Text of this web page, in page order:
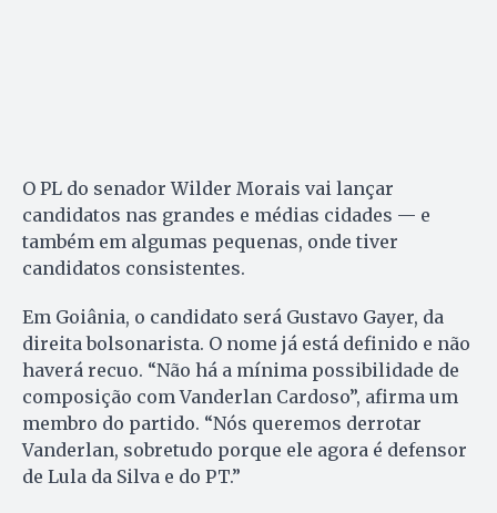
O PL do senador Wilder Morais vai lançar
candidatos nas grandes e médias cidades — e
também em algumas pequenas, onde tiver
candidatos consistentes.
Em Goiânia, o candidato será Gustavo Gayer, da
direita bolsonarista. O nome já está definido e não
haverá recuo. “Não há a mínima possibilidade de
composição com Vanderlan Cardoso”, afirma um
membro do partido. “Nós queremos derrotar
Vanderlan, sobretudo porque ele agora é defensor
de Lula da Silva e do PT.”